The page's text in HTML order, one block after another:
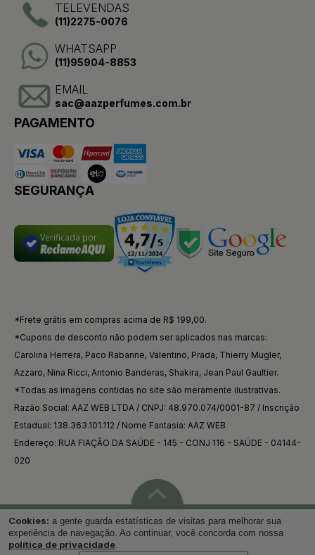
TELEVENDAS
(11)2275-0076
WHATSAPP
(11)95904-8853
EMAIL
sac@aazperfumes.com.br
PAGAMENTO
SEGURANÇA
Verificada por
*Frete grátis em compras acima de R$ 199,00.
*Cupons de desconto não podem ser aplicados nas marcas:
Carolina Herrera, Paco Rabanne, Valentino, Prada, Thierry Mugler,
Azzaro, Nina Ricci, Antonio Banderas, Shakira, Jean Paul Gaultier.
*Todas as imagens contidas no site são meramente ilustrativas.
Razão Social: AAZ WEB LTDA / CNPJ: 48.970.074/0001-87 / Inscrição
Estadual: 138.363.101.112 / Nome Fantasia: AAZ WEB
Endereço: RUA FIAÇÃO DA SAÚDE - 145 - CONJ 116 - SAÚDE - 04144-
020
Voltar ao topo
Cookies: a gente guarda estatísticas de visitas para melhorar sua
experiência de navegação. Ao continuar, você concorda com nossa
política de privacidade.